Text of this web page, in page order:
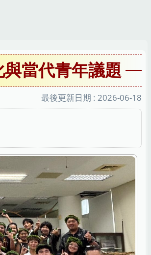
當代青年議題
最後更新日期 : 2026-06-18